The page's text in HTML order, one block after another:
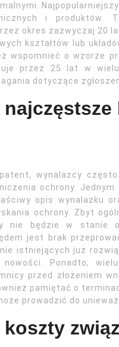
i produktów.
okres zazwyczaj 20
kształtów lub
wspomnieć o wzorze
przez 25 lat w
dotyczące
wynalazcy często
ochrony.
opis wynalazku
ochrony. Zbyt
nie będzie w stanie
jest brak
istniejących już
nowości. Ponadto,
przed złożeniem
pamiętać o
prowadzić do